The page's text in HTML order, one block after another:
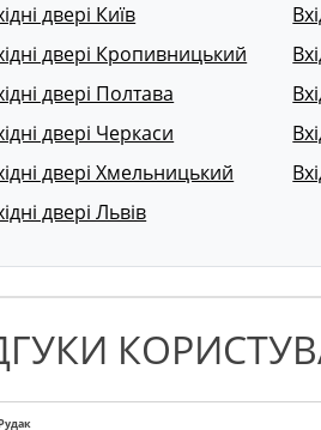
двері Київ
двері Кропивницький
двері Полтава
двері Черкаси
двері Хмельницький
двері Львів